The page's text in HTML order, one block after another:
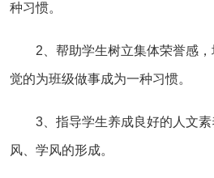
种习惯。
2、帮助学生树立集体荣誉感
觉的为班级做事成为一种习惯。
3、指导学生养成良好的人文
风、学风的形成。